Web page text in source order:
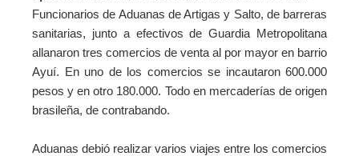
Funcionarios de Aduanas de Artigas y Salto, de barreras
sanitarias, junto a efectivos de Guardia Metropolitana
allanaron tres comercios de venta al por mayor en barrio
Ayuí. En uno de los comercios se incautaron 600.000
pesos y en otro 180.000. Todo en mercaderías de origen
brasileña, de contrabando.
Aduanas debió realizar varios viajes entre los comercios